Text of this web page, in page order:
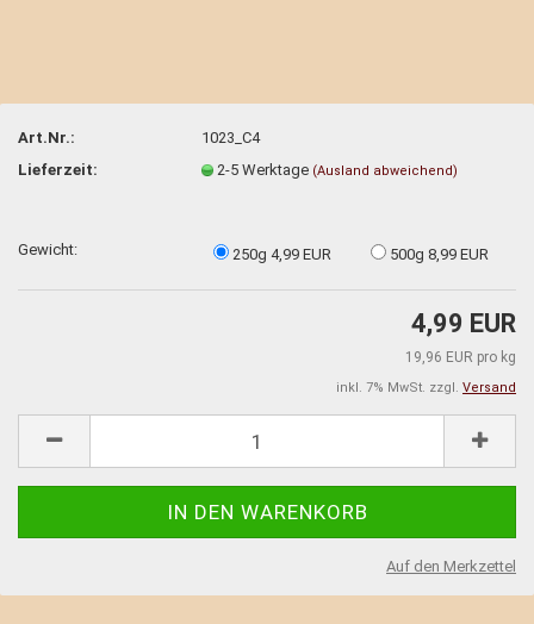
Art.Nr.:
1023_C4
Lieferzeit:
2-5 Werktage (Ausland abweichend)
Gewicht: 250g 4,99 EUR 500g 8,99 EUR
4,99 EUR
19,96 EUR pro kg
inkl. 7% MwSt. zzgl. Versand
Auf den Merkzettel